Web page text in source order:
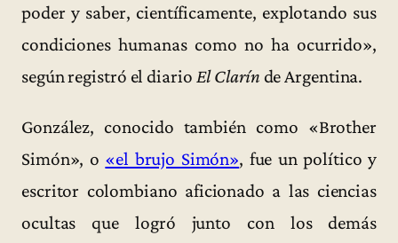
poder y saber, científicamente, explotando sus
condiciones humanas como no ha ocurrido»,
según registró el diario El Clarín de Argentina.
González, conocido también como «Brother
Simón», o «el brujo Simón», fue un político y
escritor colombiano aficionado a las ciencias
ocultas que logró junto con los demás